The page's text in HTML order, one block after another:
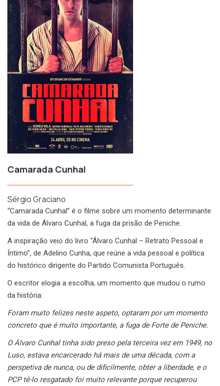
Camarada Cunhal
Sérgio Graciano
“Camarada Cunhal” é o filme sobre um momento determinante
da vida de Álvaro Cunhal, a fuga da prisão de Peniche.
A inspiração veio do livro “Álvaro Cunhal – Retrato Pessoal e
Íntimo”, de Adelino Cunha, que reúne a vida pessoal e política
do histórico dirigente do Partido Comunista Português.
O escritor elogia a escolha, um momento que mudou o rumo
da história:
Foram muito felizes neste aspeto, optaram por um momento
concreto que é muito importante, a fuga de Forte de Peniche.
O Álvaro Cunhal tinha sido preso pela terceira vez em 1949, no
Luso, estava encarcerado há mais de uma década, com a
perspetiva de nunca, ou de dificilmente, obter a liberdade, e o
PCP tê-lo resgatado foi muito relevante porque recuperou